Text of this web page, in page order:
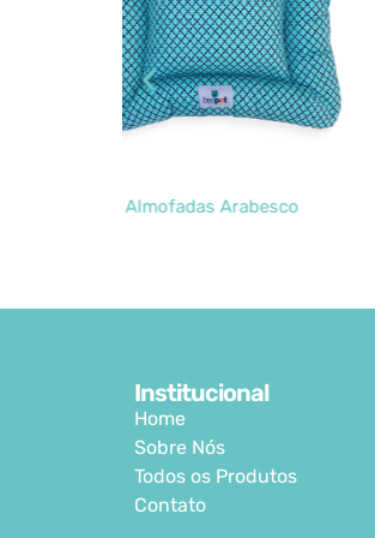
Almofada Impermeável
Institucional
Home
Sobre Nós
Todos os Produtos
Contato